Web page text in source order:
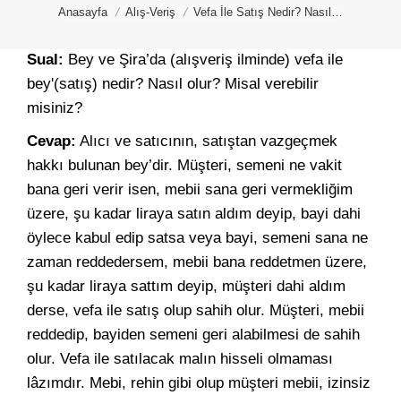
You are here:
Anasayfa Alış-Veriş Vefa İle Satış Nedir? Nasıl…
Sual: Bey ve Şira’da (alışveriş ilminde) vefa ile
bey'(satış) nedir? Nasıl olur? Misal verebilir
misiniz?
Cevap: Alıcı ve satıcının, satıştan vazgeçmek
hakkı bulunan bey’dir. Müşteri, semeni ne vakit
bana geri verir isen, mebii sana geri vermekliğim
üzere, şu kadar liraya satın aldım deyip, bayi dahi
öylece kabul edip satsa veya bayi, semeni sana ne
zaman reddedersem, mebii bana reddetmen üzere,
şu kadar liraya sattım deyip, müşteri dahi aldım
derse, vefa ile satış olup sahih olur. Müşteri, mebii
reddedip, bayiden semeni geri alabilmesi de sahih
olur. Vefa ile satılacak malın hisseli olmaması
lâzımdır. Mebi, rehin gibi olup müşteri mebii, izinsiz